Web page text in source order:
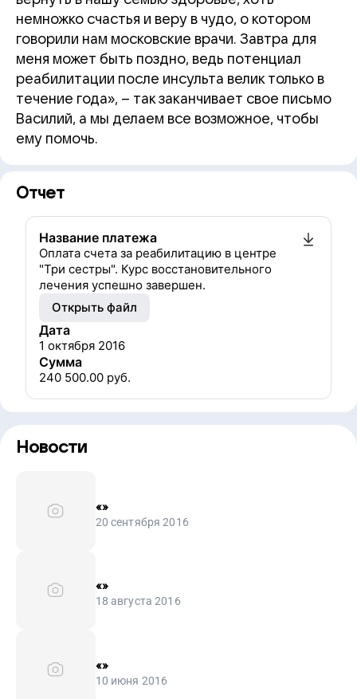
немножко счастья и веру в чудо, о котором
говорили нам московские врачи. Завтра для
меня может быть поздно, ведь потенциал
реабилитации после инсульта велик только в
течение года», – так заканчивает свое письмо
Василий, а мы делаем все возможное, чтобы
ему помочь.
Отчет
Название платежа
Оплата счета за реабилитацию в центре
"Три сестры". Курс восстановительного
лечения успешно завершен.
Открыть файл
Дата
1 октября 2016
Сумма
240 500.00 руб.
Новости
«»
20 сентября 2016
«»
18 августа 2016
«»
10 июня 2016